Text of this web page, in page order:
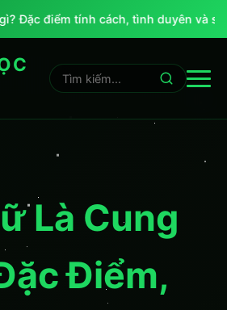
Đặc điểm tính cách, tình duyên và sự
Là Cung
Điểm,